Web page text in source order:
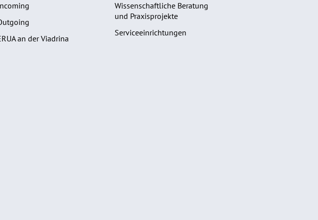
an der Viadrina
Wissenschaftliche Beratung
und Praxisprojekte
Serviceeinrichtungen